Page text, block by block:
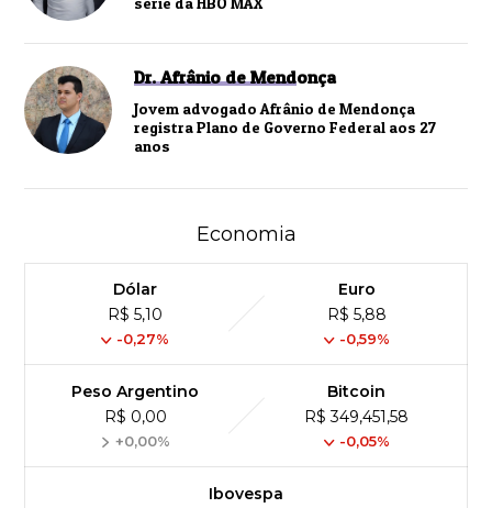
Dr. Afrânio de Mendonça
Jovem advogado Afrânio de Mendonça
registra Plano de Governo Federal aos 27
anos
Economia
Dólar
R$ 5,10
-0,27%
Euro
R$ 5,88
-0,59%
Peso Argentino
R$ 0,00
+0,00%
Bitcoin
R$ 349,451,58
-0,05%
Ibovespa